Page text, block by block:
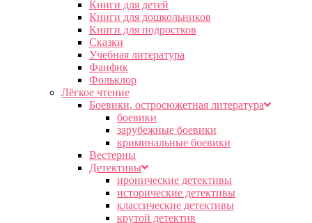
Книги для детей
Книги для дошкольников
Книги для подростков
Сказки
Учебная литература
Фанфик
Фольклор
Лёгкое чтение
Боевики, остросюжетная литература
боевики
зарубежные боевики
криминальные боевики
Вестерны
Детективы
иронические детективы
исторические детективы
классические детективы
крутой детектив